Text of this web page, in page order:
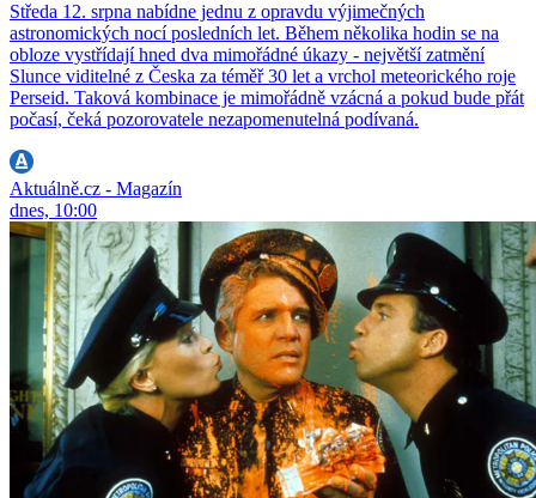
Středa 12. srpna nabídne jednu z opravdu výjimečných
astronomických nocí posledních let. Během několika hodin se na
obloze vystřídají hned dva mimořádné úkazy - největší zatmění
Slunce viditelné z Česka za téměř 30 let a vrchol meteorického roje
Perseid. Taková kombinace je mimořádně vzácná a pokud bude přát
počasí, čeká pozorovatele nezapomenutelná podívaná.
Aktuálně.cz - Magazín
dnes, 10:00